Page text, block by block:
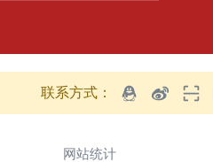
联系方式：
网站统计